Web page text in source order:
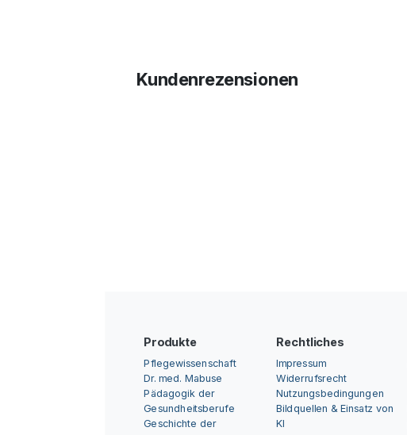
Kundenrezensionen
Produkte
Pflegewissenschaft
Dr. med. Mabuse
Pädagogik der
Gesundheitsberufe
Geschichte der
Rechtliches
Impressum
Widerrufsrecht
Nutzungsbedingungen
Bildquellen & Einsatz von
KI